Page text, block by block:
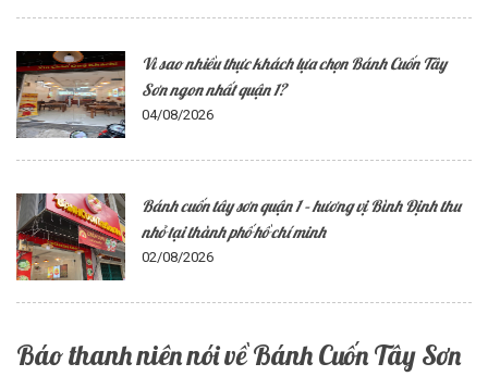
Vì sao nhiều thực khách lựa chọn Bánh Cuốn Tây
Sơn ngon nhất quận 1?
04/08/2026
Bánh cuốn tây sơn quận 1 – hương vị Bình Định thu
nhỏ tại thành phố hồ chí minh
02/08/2026
Báo thanh niên nói về Bánh Cuốn Tây Sơn